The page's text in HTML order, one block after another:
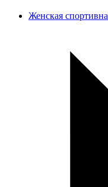
Женская